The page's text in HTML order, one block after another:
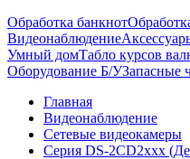
Обработка банкнот
Видеонаблюдение
Умный домТабло курсов
Оборудование Б/УЗапасные
Главная
Видеонаблюдение
Сетевые видеокамеры
Серия DS-2CD2xxx